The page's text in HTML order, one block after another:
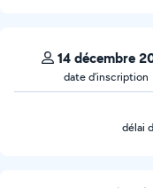
14 décembre
date d’inscription
délai